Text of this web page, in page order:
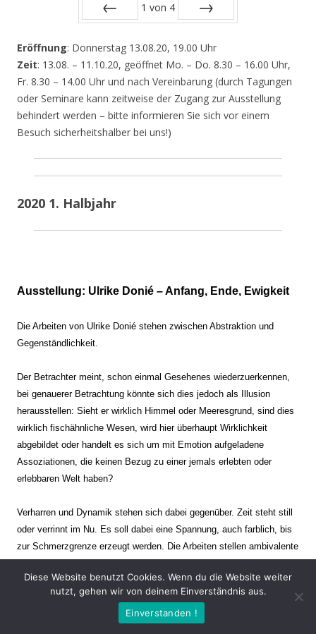
1 von 4
Eröffnung: Donnerstag 13.08.20, 19.00 Uhr
Zeit: 13.08. – 11.10.20, geöffnet Mo. – Do. 8.30 – 16.00 Uhr,
Fr. 8.30 – 14.00 Uhr und nach Vereinbarung (durch Tagungen
oder Seminare kann zeitweise der Zugang zur Ausstellung
behindert werden – bitte informieren Sie sich vor einem
Besuch sicherheitshalber bei uns!)
2020 1. Halbjahr
Ausstellung: Ulrike Donié – Anfang, Ende, Ewigkeit
Die Arbeiten von Ulrike Donié stehen zwischen Abstraktion und
Gegenständlichkeit.
Der Betrachter meint, schon einmal Gesehenes wiederzuerkennen,
bei genauerer Betrachtung könnte sich dies jedoch als Illusion
herausstellen: Sieht er wirklich Himmel oder Meeresgrund, sind dies
wirklich fischähnliche Wesen, wird hier überhaupt Wirklichkeit
abgebildet oder handelt es sich um mit Emotion aufgeladene
Assoziationen, die keinen Bezug zu einer jemals erlebten oder
erlebbaren Welt haben?
Verharren und Dynamik stehen sich dabei gegenüber. Zeit steht still
oder verrinnt im Nu. Es soll dabei eine Spannung, auch farblich, bis
zur Schmerzgrenze erzeugt werden. Die Arbeiten stellen ambivalente
eine friedliche Szenerie einer mit seltsamen Wesen bevölkerten
anderen Welt vor sich hat oder ob sich im nächsten Moment der tiefe
Abgrund öffnet und er mit allem anderen in einen Abgrund
Diese Website benutzt Cookies. Wenn du die Website weiter
nutzt, gehen wir von deinem Einverständnis aus.
Einverstanden !